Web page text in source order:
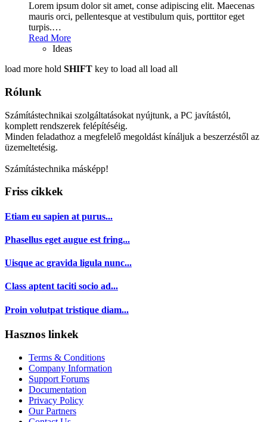
Lorem ipsum dolor sit amet, conse adipiscing elit. Maecenas
mauris orci, pellentesque at vestibulum quis, porttitor eget
turpis.…
Read More
Ideas
load more hold SHIFT key to load all load all
Rólunk
Számítástechnikai szolgáltatásokat nyújtunk, a PC javítástól,
komplett rendszerek felépítéséig.
Minden feladathoz a megfelelő megoldást kínáljuk a beszerzéstől az
üzemeltetésig.
Számítástechnika másképp!
Friss cikkek
Etiam eu sapien at purus...
Phasellus eget augue est fring...
Uisque ac gravida ligula nunc...
Class aptent taciti socio ad...
Proin volutpat tristique diam...
Hasznos linkek
Terms & Conditions
Company Information
Support Forums
Documentation
Privacy Policy
Our Partners